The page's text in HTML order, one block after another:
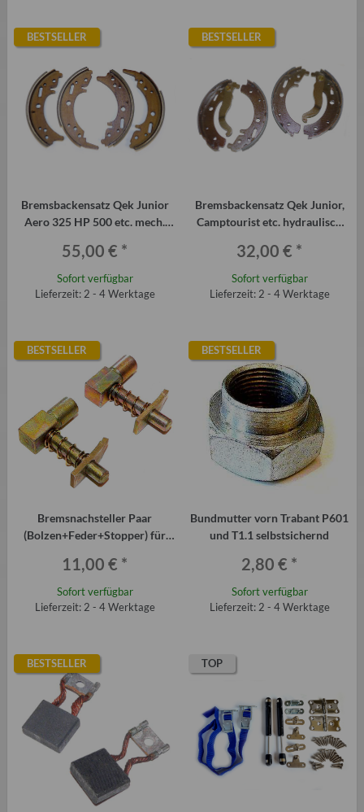
BESTSELLER
Bremsbackensatz Qek Junior
Aero 325 HP 500 etc. mech.
55,00 € *
Sofort verfügbar
Lieferzeit: 2 - 4 Werktage
BESTSELLER
Bremsbackensatz Qek Junior,
Camptourist etc. hydraulisch
32,00 € *
Sofort verfügbar
Lieferzeit: 2 - 4 Werktage
BESTSELLER
Bremsnachsteller Paar
(Bolzen+Feder+Stopper) für
mit hydr. Bremse
11,00 € *
Sofort verfügbar
Lieferzeit: 2 - 4 Werktage
BESTSELLER
Bundmutter vorn Trabant P601
und T1.1 selbstsichernd
2,80 € *
Sofort verfügbar
Lieferzeit: 2 - 4 Werktage
BESTSELLER TOP